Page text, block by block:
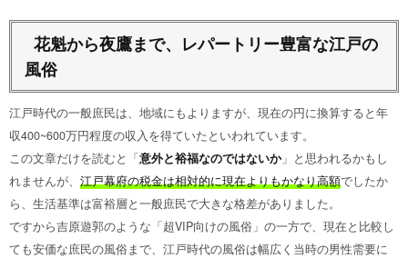
花魁から夜鷹まで、レパートリー豊富な江戸の
風俗
江戸時代の一般庶民は、地域にもよりますが、現在の円に換算すると年
収400~600万円程度の収入を得ていたといわれています。
この文章だけを読むと「意外と裕福なのではないか」と思われるかもし
れませんが、 江戸幕府の税金は相対的に現在よりもかなり高額でしたか
ら、生活基準は富裕層と一般庶民で大きな格差がありました。
ですから吉原遊郭のような「超VIP向けの風俗」の一方で、現在と比較し
ても安価な庶民の風俗まで、江戸時代の風俗は幅広く当時の男性需要に